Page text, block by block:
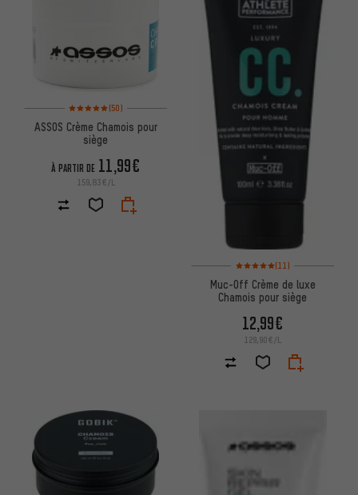
Note moyenne : 5 sur 5 d'après 50 avis
(50)
ASSOS Crème Chamois pour
siège
À PARTIR DE 11,99€
159,83€/L
Note moyenne : 5 sur 5 d'après
(11)
Muc-Off Crème de luxe
Chamois pour siège
12,99€
129,90€/L